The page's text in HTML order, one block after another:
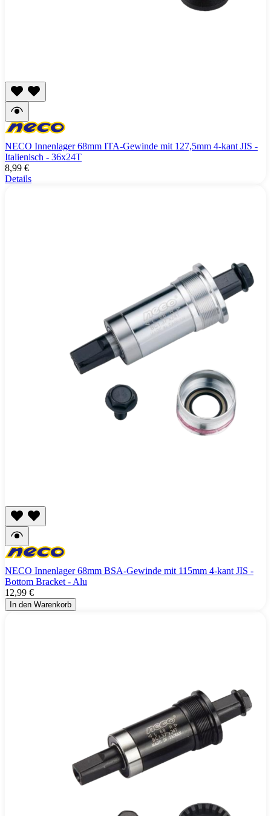
NECO Innenlager 68mm ITA-Gewinde mit 127,5mm 4-kant JIS -
Italienisch - 36x24T
8,99 €
Details
NECO Innenlager 68mm BSA-Gewinde mit 115mm 4-kant JIS -
Bottom Bracket - Alu
12,99 €
In den Warenkorb